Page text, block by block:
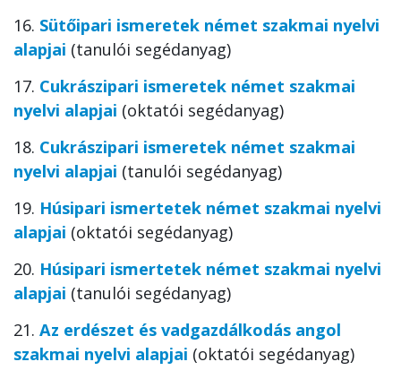
16. Sütőipari ismeretek német szakmai nyelvi
alapjai (tanulói segédanyag)
17. Cukrászipari ismeretek német szakmai
nyelvi alapjai (oktatói segédanyag)
18. Cukrászipari ismeretek német szakmai
nyelvi alapjai (tanulói segédanyag)
19. Húsipari ismertetek német szakmai nyelvi
alapjai (oktatói segédanyag)
20. Húsipari ismertetek német szakmai nyelvi
alapjai (tanulói segédanyag)
21. Az erdészet és vadgazdálkodás angol
szakmai nyelvi alapjai (oktatói segédanyag)